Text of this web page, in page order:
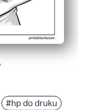
#hp do druku